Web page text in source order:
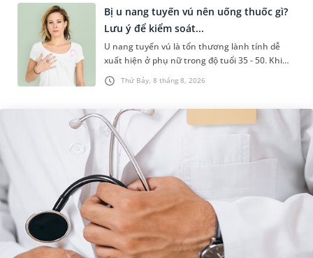
Thứ Bảy, 8 tháng 8, 2026
Bị u nang tuyến vú nên uống thuốc gì?
Lưu ý để kiểm soát...
U nang tuyến vú là tổn thương lành tính dễ
xuất hiện ở phụ nữ trong độ tuổi 35 - 50. Khi
được chẩn đoán mắc bệnh, nhiều người
thường băn khoăn u nang tuyến v...